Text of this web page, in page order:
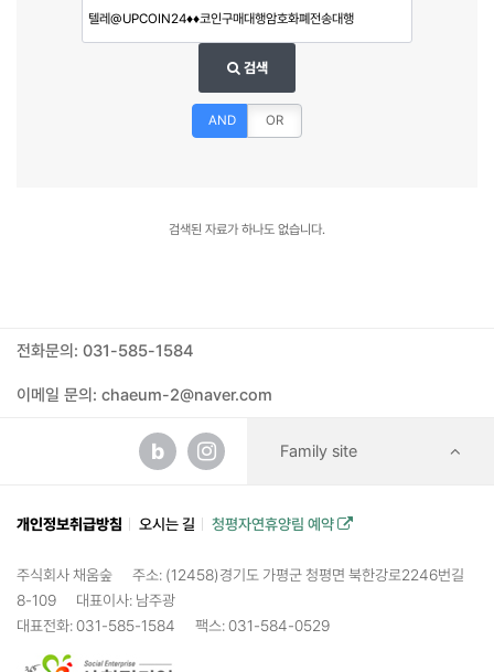
검색
AND OR
검색된 자료가 하나도 없습니다.
전화문의: 031-585-1584
이메일 문의: chaeum-2@naver.com
b Family site
개인정보취급방침 오시는 길 청평자연휴양림 예약
주식회사 채움숲
주소: (12458)경기도 가평군 청평면 북한강로2246번길
8-109
대표이사: 남주광
대표전화: 031-585-1584
팩스: 031-584-0529